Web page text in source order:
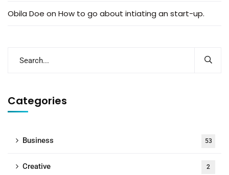
Obila Doe on How to go about intiating an start-up.
Categories
Business 53
Creative 2